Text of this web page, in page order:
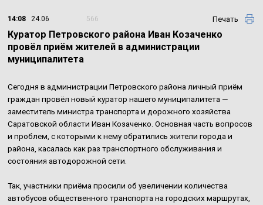
14:08 24.06 566 Печать
Куратор Петровского района Иван Козаченко
провёл приём жителей в администрации
муниципалитета
Сегодня в администрации Петровского района личный приём
граждан провёл новый куратор нашего муниципалитета —
заместитель министра транспорта и дорожного хозяйства
Саратовской области Иван Козаченко. Основная часть вопросов
и проблем, с которыми к нему обратились жители города и
района, касалась как раз транспортного обслуживания и
состояния автодорожной сети.
Так, участники приёма просили об увеличении количества
автобусов общественного транспорта на городских маршрутах,